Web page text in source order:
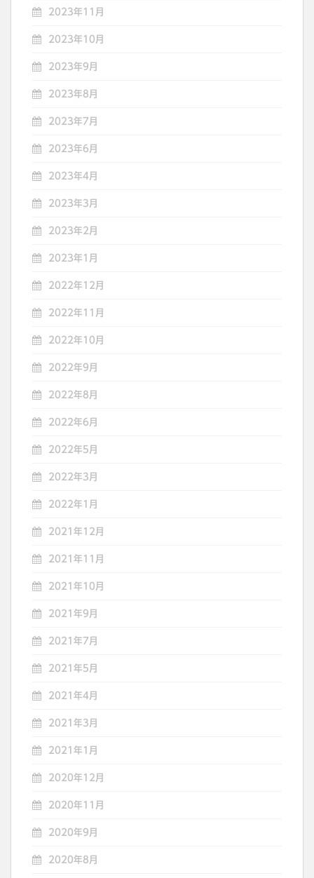
2023年11月
2023年10月
2023年9月
2023年8月
2023年7月
2023年6月
2023年4月
2023年3月
2023年2月
2023年1月
2022年12月
2022年11月
2022年10月
2022年9月
2022年8月
2022年6月
2022年5月
2022年3月
2022年1月
2021年12月
2021年11月
2021年10月
2021年9月
2021年7月
2021年5月
2021年4月
2021年3月
2021年1月
2020年12月
2020年11月
2020年9月
2020年8月